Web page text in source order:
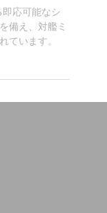
応可能なシ
備え、対艦ミ
ています。